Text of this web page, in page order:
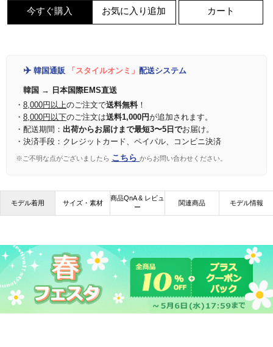
今すぐ購入 お気に入り追加 カート
✈️ 韓国通販 「スタイルオンミ」 配送システム
韓国 → 日本国際EMS直送
・ 8,000円以上のご注文で送料無料！
・ 8,000円以下のご注文は送料1,000円が追加されます。
・配送期間： 出荷からお届けまで最短3〜5日でお届け。
・決済手段：クレジットカード、ペイパル、コンビニ決済
※ご不明な点がございましたら こちら からお問い合わせください。
モデル着用 サイズ・素材
商品QnA & レビュ
ー
関連商品 モデル情報